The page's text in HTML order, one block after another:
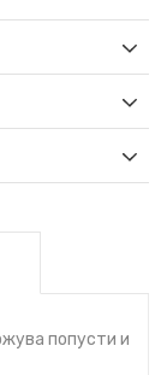
попусти и